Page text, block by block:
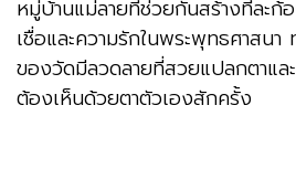
หมู่บ้านแม่ลายที่ช่วยกันสร้างทีละก้
เชื่อและความรักในพระพุทธศาสนา
ของวัดมีลวดลายที่สวยแปลกตาแ
ต้องเห็นด้วยตาตัวเองสักครั้ง